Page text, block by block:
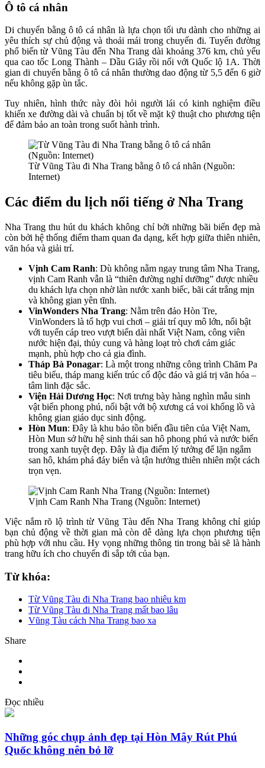
Ô tô cá nhân
Di chuyển bằng ô tô cá nhân là lựa chọn tối ưu dành cho những ai
yêu thích sự chủ động và thoải mái trong chuyến đi. Tuyến đường
phổ biến từ Vũng Tàu đến Nha Trang dài khoảng 376 km, chủ yếu
qua cao tốc Long Thành – Dầu Giây rồi nối với Quốc lộ 1A. Thời
gian di chuyển bằng ô tô cá nhân thường dao động từ 5,5 đến 6 giờ
nếu không gặp ùn tắc.
Tuy nhiên, hình thức này đòi hỏi người lái có kinh nghiệm điều
khiển xe đường dài và chuẩn bị tốt về mặt kỹ thuật cho phương tiện
để đảm bảo an toàn trong suốt hành trình.
Từ Vũng Tàu đi Nha Trang bằng ô tô cá nhân (Nguồn:
Internet)
Các điểm du lịch nổi tiếng ở Nha Trang
Nha Trang thu hút du khách không chỉ bởi những bãi biển đẹp mà
còn bởi hệ thống điểm tham quan đa dạng, kết hợp giữa thiên nhiên,
văn hóa và giải trí.
Vịnh Cam Ranh: Dù không nằm ngay trung tâm Nha Trang,
vịnh Cam Ranh vẫn là “thiên đường nghỉ dưỡng” được nhiều
du khách lựa chọn nhờ làn nước xanh biếc, bãi cát trắng mịn
và không gian yên tĩnh.
VinWonders Nha Trang: Nằm trên đảo Hòn Tre,
VinWonders là tổ hợp vui chơi – giải trí quy mô lớn, nổi bật
với tuyến cáp treo vượt biển dài nhất Việt Nam, công viên
nước hiện đại, thủy cung và hàng loạt trò chơi cảm giác
mạnh, phù hợp cho cả gia đình.
Tháp Bà Ponagar: Là một trong những công trình Chăm Pa
tiêu biểu, tháp mang kiến trúc cổ độc đáo và giá trị văn hóa –
tâm linh đặc sắc.
Viện Hải Dương Học: Nơi trưng bày hàng nghìn mẫu sinh
vật biển phong phú, nổi bật với bộ xương cá voi khổng lồ và
không gian giáo dục sinh động.
Hòn Mun: Đây là khu bảo tồn biển đầu tiên của Việt Nam,
Hòn Mun sở hữu hệ sinh thái san hô phong phú và nước biển
trong xanh tuyệt đẹp. Đây là địa điểm lý tưởng để lặn ngắm
san hô, khám phá đáy biển và tận hưởng thiên nhiên một cách
trọn vẹn.
Vịnh Cam Ranh Nha Trang (Nguồn: Internet)
Việc nắm rõ lộ trình từ Vũng Tàu đến Nha Trang không chỉ giúp
bạn chủ động về thời gian mà còn dễ dàng lựa chọn phương tiện
phù hợp với nhu cầu. Hy vọng những thông tin trong bài sẽ là hành
trang hữu ích cho chuyến đi sắp tới của bạn.
Từ khóa:
Từ Vũng Tàu đi Nha Trang bao nhiêu km
Từ Vũng Tàu đi Nha Trang mất bao lâu
Vũng Tàu cách Nha Trang bao xa
Share
Đọc nhiều
Những góc chụp ảnh đẹp tại Hòn Mây Rút Phú
Quốc không nên bỏ lỡ